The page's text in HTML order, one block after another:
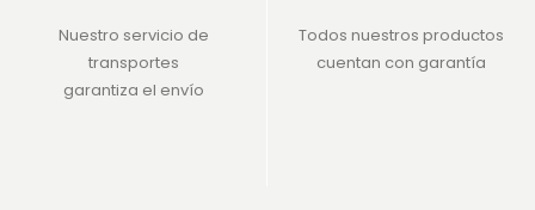
Nuestro servicio de
transportes
garantiza el envío
Todos nuestros productos
cuentan con garantía